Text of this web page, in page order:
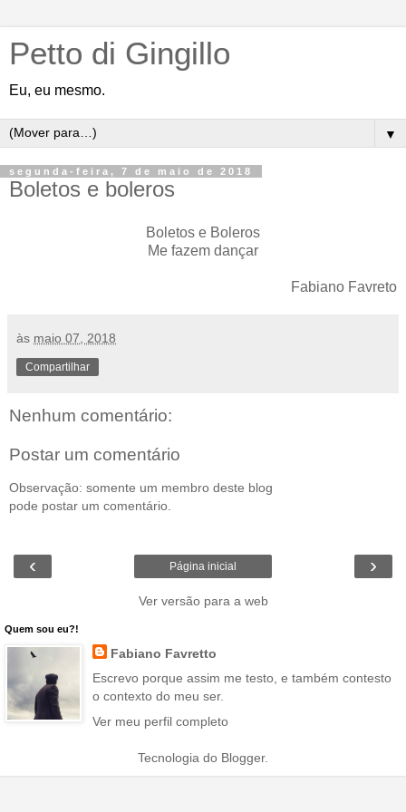
Petto di Gingillo
Eu, eu mesmo.
▼
segunda-feira, 7 de maio de 2018
Boletos e boleros
Boletos e Boleros
Me fazem dançar
Fabiano Favreto
às maio 07, 2018
Compartilhar
Nenhum comentário:
Postar um comentário
Observação: somente um membro deste blog
pode postar um comentário.
‹ ›
Página inicial
Ver versão para a web
Quem sou eu?!
Fabiano Favretto
Escrevo porque assim me testo, e também contesto
o contexto do meu ser.
Ver meu perfil completo
Tecnologia do Blogger.